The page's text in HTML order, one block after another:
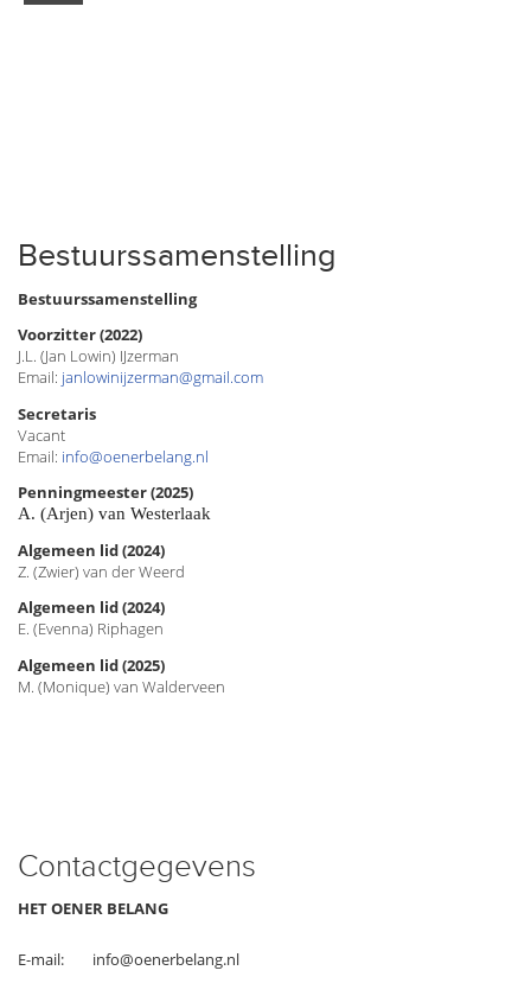
Bestuurssamenstelling
Bestuurssamenstelling
Voorzitter (2022)
J.L. (Jan Lowin) IJzerman
Email: janlowinijzerman@gmail.com
Secretaris
Vacant
Email: info@oenerbelang.nl
Penningmeester (2025)
A. (Arjen) van Westerlaak
Algemeen lid (2024)
Z. (Zwier) van der Weerd
Algemeen lid (2024)
E. (Evenna) Riphagen
Algemeen lid (2025)
M. (Monique) van Walderveen
Contactgegevens
HET OENER BELANG
E-mail: info@oenerbelang.nl